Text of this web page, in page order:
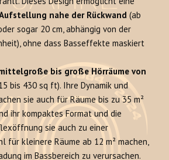
nahe der Rückwand (ab
sogar 20 cm, abhängig von der
ohne dass Basseffekte maskiert
bis große Hörräume von
bis 430 sq ft). Ihre Dynamik und
sie auch für Räume bis zu 35 m²
ihr kompaktes Format und die
sie auch zu einer
für kleinere Räume ab 12 m² machen,
im Bassbereich zu verursachen.